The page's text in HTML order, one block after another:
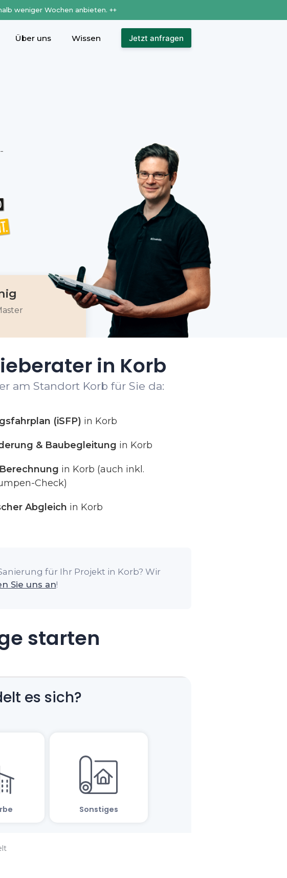
weniger Wochen anbieten. ++
Über uns Wissen Jetzt anfragen
in Korb
am Standort Korb für Sie da:
(iSFP) in Korb
& Baubegleitung in Korb
in Korb (auch inkl.
Check)
Abgleich in Korb
für Ihr Projekt in Korb? Wir
Sie uns an!
starten